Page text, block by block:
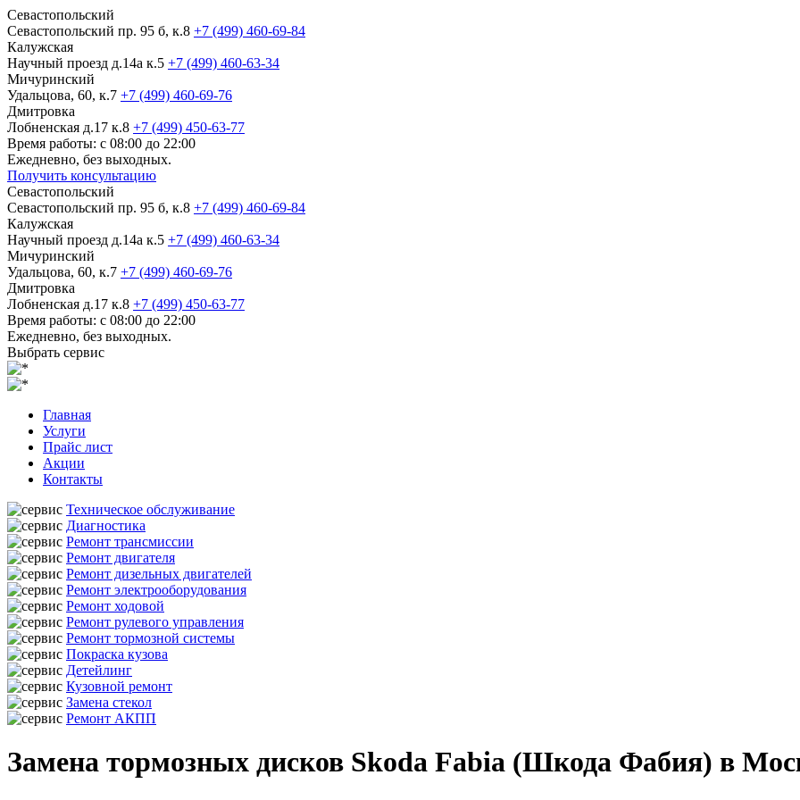
Севастопольский
Севастопольский пр. 95 б, к.8 +7 (499) 460-69-84
Калужская
Научный проезд д.14а к.5 +7 (499) 460-63-34
Мичуринский
Удальцова, 60, к.7 +7 (499) 460-69-76
Дмитровка
Лобненская д.17 к.8 +7 (499) 450-63-77
Время работы: с 08:00 до 22:00
Ежедневно, без выходных.
Получить консультацию
Севастопольский
Севастопольский пр. 95 б, к.8 +7 (499) 460-69-84
Калужская
Научный проезд д.14а к.5 +7 (499) 460-63-34
Мичуринский
Удальцова, 60, к.7 +7 (499) 460-69-76
Дмитровка
Лобненская д.17 к.8 +7 (499) 450-63-77
Время работы: с 08:00 до 22:00
Ежедневно, без выходных.
Выбрать сервис
Главная
Услуги
Прайс лист
Акции
Контакты
Техническое обслуживание
Диагностика
Ремонт трансмиссии
Ремонт двигателя
Ремонт дизельных двигателей
Ремонт электрооборудования
Ремонт ходовой
Ремонт рулевого управления
Ремонт тормозной системы
Покраска кузова
Детейлинг
Кузовной ремонт
Замена стекол
Ремонт АКПП
Замена тормозных дисков Skoda Fabia (Шкода Фабия) в